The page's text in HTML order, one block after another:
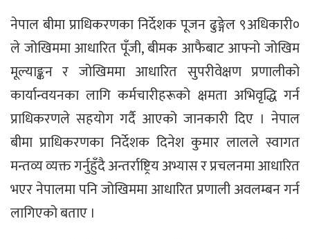
नेपाल बीमा प्राधिकरणका निर्देशक पूजन ढुङ्गेल ९अधिकारी०
ले जोखिममा आधारित पूँजी, बीमक आफैबाट आफ्नो जोखिम
मूल्याङ्कन र जोखिममा आधारित सुपरीवेक्षण प्रणालीको
कार्यान्वयनका लागि कर्मचारीहरूको क्षमता अभिवृद्धि गर्न
प्राधिकरणले सहयोग गर्दै आएको जानकारी दिए । नेपाल
बीमा प्राधिकरणका निर्देशक दिनेश कुमार लालले स्वागत
मन्तव्य व्यक्त गर्नुहुँदै अन्तर्राष्ट्रिय अभ्यास र प्रचलनमा आधारित
भएर नेपालमा पनि जोखिममा आधारित प्रणाली अवलम्बन गर्न
लागिएको बताए ।